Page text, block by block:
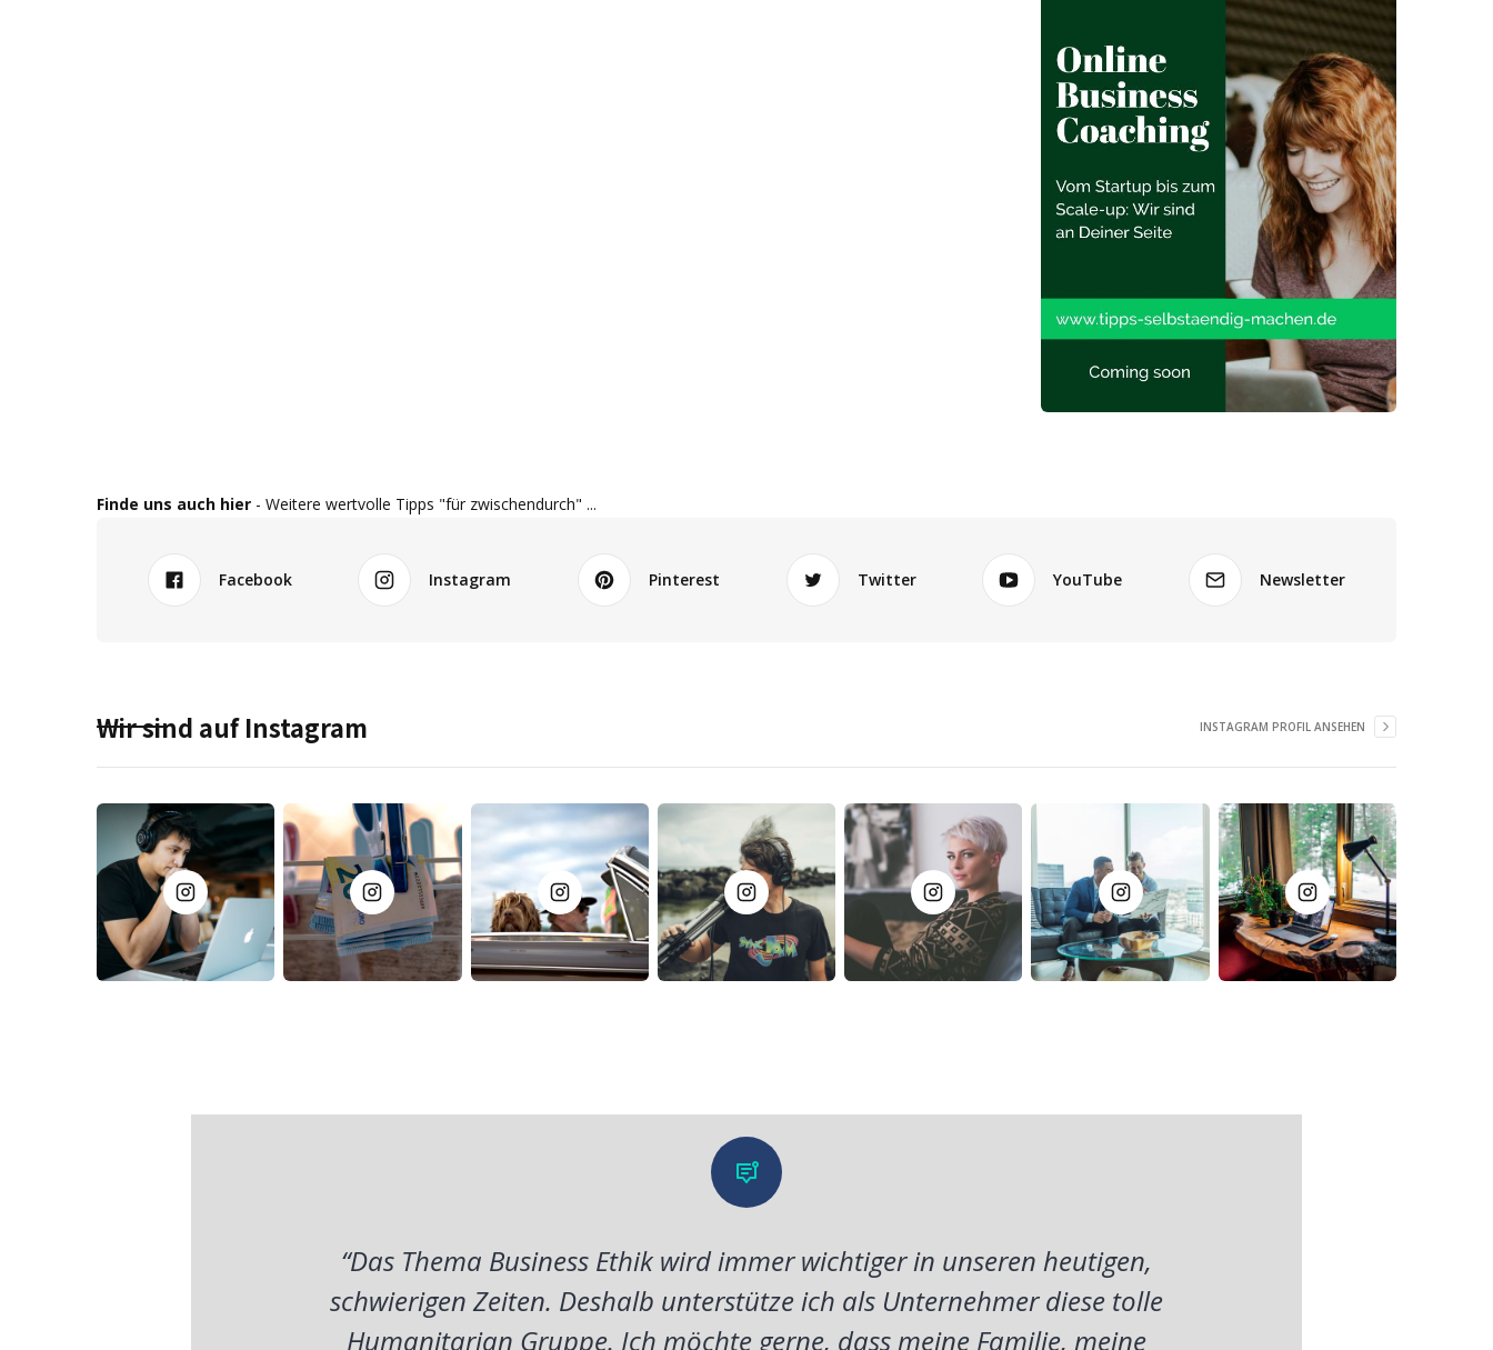
Finde uns auch hier - Weitere wertvolle Tipps "für zwischendurch" ...
Facebook Instagram Pinterest Twitter YouTube Newsletter
Wir sind auf Instagram INSTAGRAM PROFIL ANSEHEN
“Das Thema Business Ethik wird immer wichtiger in unseren heutigen,
schwierigen Zeiten. Deshalb unterstütze ich als Unternehmer diese tolle
Humanitarian Gruppe. Ich möchte gerne, dass meine Familie, meine